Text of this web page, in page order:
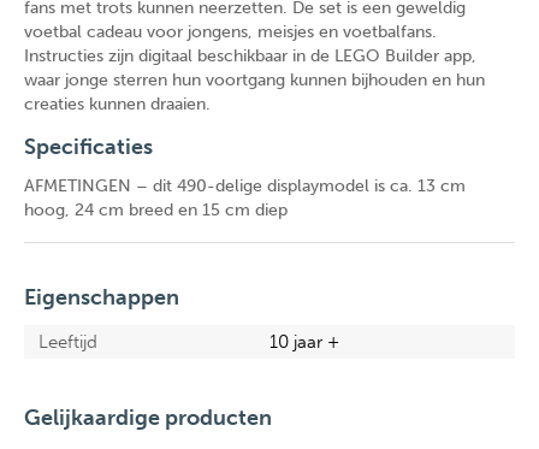
fans met trots kunnen neerzetten. De set is een geweldig
voetbal cadeau voor jongens, meisjes en voetbalfans.
Instructies zijn digitaal beschikbaar in de LEGO Builder app,
waar jonge sterren hun voortgang kunnen bijhouden en hun
creaties kunnen draaien.
Specificaties
AFMETINGEN – dit 490-delige displaymodel is ca. 13 cm
hoog, 24 cm breed en 15 cm diep
Eigenschappen
Leeftijd 10 jaar +
Gelijkaardige producten